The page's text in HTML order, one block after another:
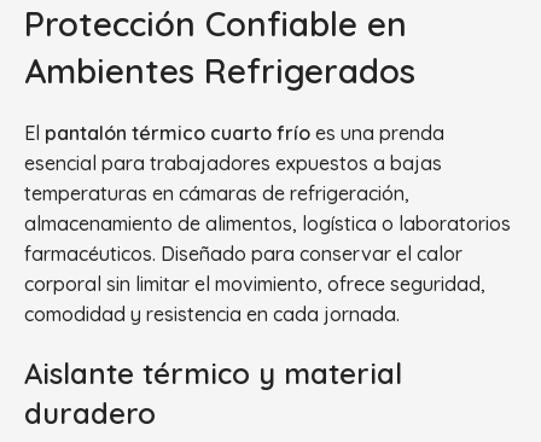
Protección Confiable en
Ambientes Refrigerados
El pantalón térmico cuarto frío es una prenda
esencial para trabajadores expuestos a bajas
temperaturas en cámaras de refrigeración,
almacenamiento de alimentos, logística o laboratorios
farmacéuticos. Diseñado para conservar el calor
corporal sin limitar el movimiento, ofrece seguridad,
comodidad y resistencia en cada jornada.
Aislante térmico y material
duradero